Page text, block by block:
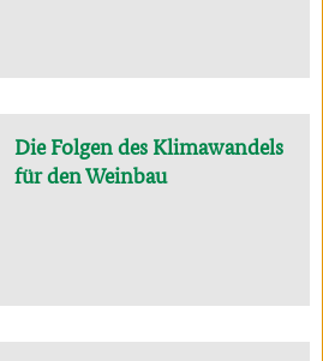
Die Folgen des Klimawandels
für den Weinbau